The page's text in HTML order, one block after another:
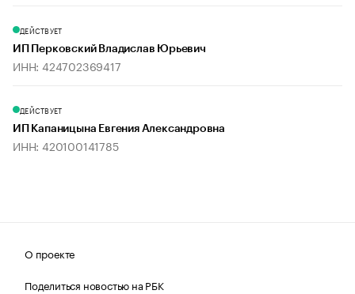
ДЕЙСТВУЕТ
ИП Перковский Владислав Юрьевич
ИНН: 424702369417
ДЕЙСТВУЕТ
ИП Капаницына Евгения Александровна
ИНН: 420100141785
О проекте
Поделиться новостью на РБК